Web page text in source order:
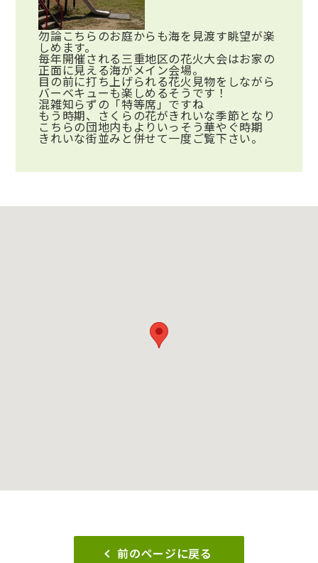
勿論こちらのお庭からも海を見渡す眺望が楽
しめます。
毎年開催される三重地区の花火大会はお家の
正面に見える海がメイン会場。
目の前に打ち上げられる花火見物をしながら
バーベキューも楽しめるそうです！
混雑知らずの「特等席」ですね
もう時期、さくらの花がきれいな季節となり
こちらの団地内もよりいっそう華やぐ時期
きれいな街並みと併せて一度ご覧下さい。
前のページに戻る